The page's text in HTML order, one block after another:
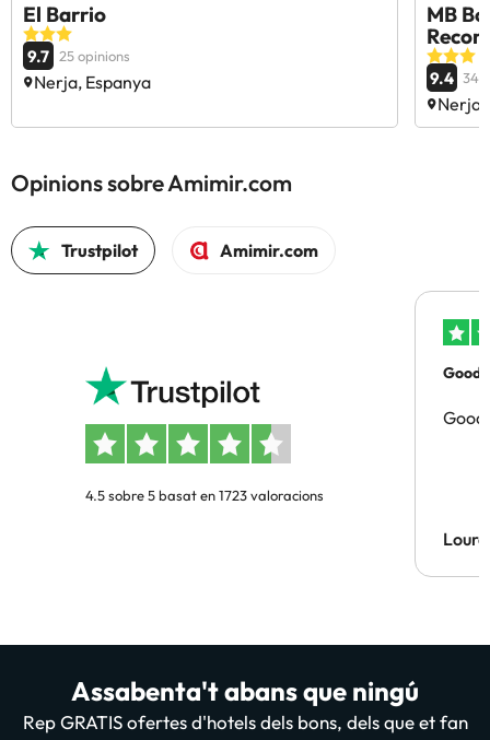
El Barrio
9.7 25 opinions
Nerja, Espanya
MB
9.4
Nerja,
Opinions sobre Amimir.com
Trustpilot Amimir.com
4.5 sobre 5 basat en 1723 valoracions
Good
Good
Assabenta't abans que ningú
Rep GRATIS ofertes d'hotels dels bons, dels que et fan